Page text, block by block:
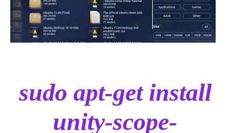
sudo apt-get install
unity-scope-